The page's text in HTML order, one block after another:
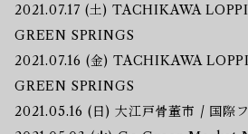
2021.07.17 (土) TACHIKAWA
GREEN SPRINGS
2021.07.16 (金) TACHIKAWA
GREEN SPRINGS
2021.05.16 (日) 大江戸骨董市 / 国際